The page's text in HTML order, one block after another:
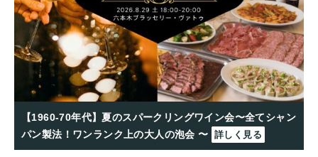
【1960-70年代】夏のスパークリングワイン会〜全てシャン
パン製法！ワンランク上の大人の泡会 〜 詳しく見る